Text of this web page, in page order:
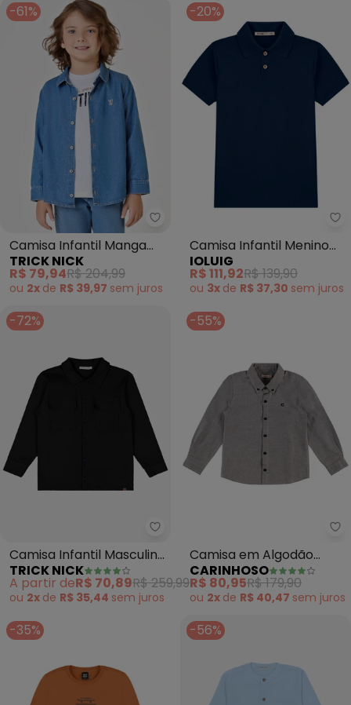
-61%
Trick Nick - Camisa Infantil
Camisa Infantil Manga
Longa Jeans (Azul)
TRICK NICK
R$ 79,94R$ 204,99
ou 2x de R$ 39,97 sem juros
-20%
Camisa Infantil Menino
Polo em Piquet (Azul)
IOLUIG
R$ 111,92R$ 139,90
ou 3x de R$ 37,30 sem juros
-72%
Trick Nick - Camisa Infantil
Camisa Infantil Masculino
(Preto)
TRICK NICK
A partir deR$ 70,89R$ 259,99
ou 2x de R$ 35,44 sem juros
-55%
Camisa em Algodão
Maquinetado (Preto)
CARINHOSO
R$ 80,95R$ 179,90
ou 2x de R$ 40,47 sem juros
-35% -56%